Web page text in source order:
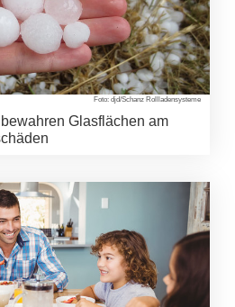
Foto: djd/Schanz Rollladensysteme
Glasflächen am